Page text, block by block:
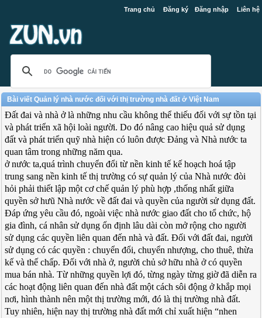
Trang chủ Đăng ký Đăng nhập Liên hệ
Bài viết Quản lý nhà nước đối với thị trường nhà đất ở Việt Nam
Đất đai và nhà ở là những nhu cầu không thể thiếu đối với sự tồn tại
và phát triển xã hội loài người. Do đó nâng cao hiệu quả sử dụng
đất và phát triển quỹ nhà hiện có luôn được Đảng và Nhà nước ta
quan tâm trong những năm qua.
ở nước ta,quá trình chuyển đổi từ nền kinh tế kế hoạch hoá tập
trung sang nền kinh tế thị trường có sự quản lý của Nhà nước đòi
hỏi phải thiết lập một cơ chế quản lý phù hợp ,thống nhất giữa
quyền sở hưũ Nhà nước về đất đai và quyền của người sử dụng đất.
Đáp ứng yêu cầu đó, ngoài việc nhà nước giao đất cho tổ chức, hộ
gia đình, cá nhân sử dụng ổn định lâu dài còn mở rộng cho người
sử dụng các quyền liên quan đến nhà và đất. Đối với đất đai, người
sử dụng có các quyền : chuyển đổi, chuyển nhượng, cho thuê, thừa
kế và thế chấp. Đối với nhà ở, người chủ sở hữu nhà ở có quyền
mua bán nhà. Từ những quyền lợi đó, từng ngày từng giờ đã diễn ra
các hoạt động liên quan đến nhà đất một cách sôi động ở khắp mọi
nơi, hình thành nên một thị trường mới, đó là thị trường nhà đất.
Tuy nhiên, hiện nay thị trường nhà đất mới chỉ xuất hiện “nhen